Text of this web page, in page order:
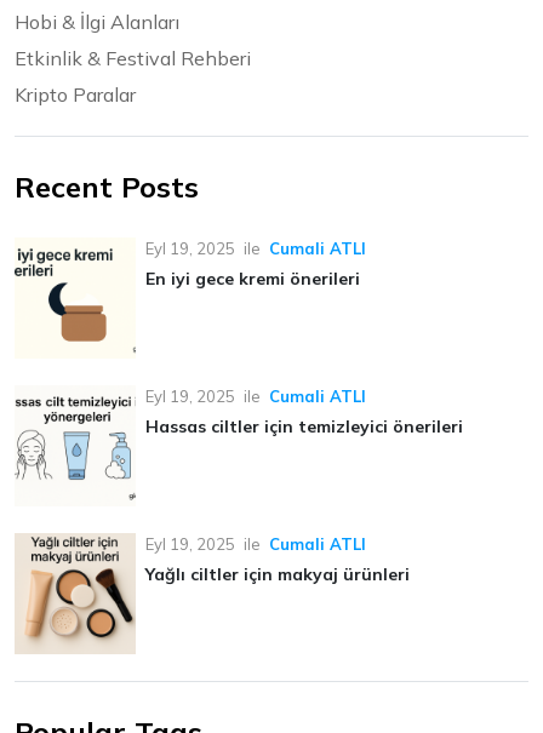
Hobi & İlgi Alanları
Etkinlik & Festival Rehberi
Kripto Paralar
Recent Posts
Eyl 19, 2025 ile Cumali ATLI
En iyi gece kremi önerileri
Eyl 19, 2025 ile Cumali ATLI
Hassas ciltler için temizleyici önerileri
Eyl 19, 2025 ile Cumali ATLI
Yağlı ciltler için makyaj ürünleri